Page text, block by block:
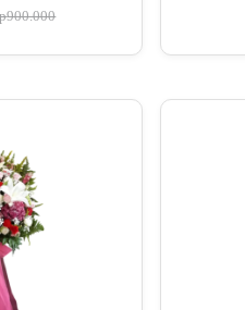
900.000